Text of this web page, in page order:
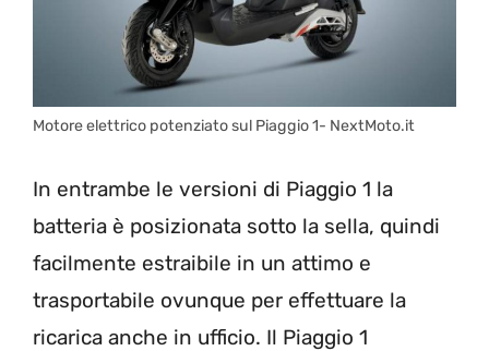
Motore elettrico potenziato sul Piaggio 1- NextMoto.it
In entrambe le versioni di Piaggio 1 la
batteria è posizionata sotto la sella, quindi
facilmente estraibile in un attimo e
trasportabile ovunque per effettuare la
ricarica anche in ufficio. Il Piaggio 1